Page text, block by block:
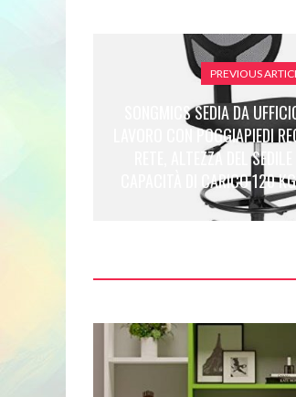
PREVIOUS
SONGMICS SEDIA DA
LAVORO CON POGGIAPIEDI
RETE, ALTEZZA DEL
CAPACITÀ DI CARICO 120